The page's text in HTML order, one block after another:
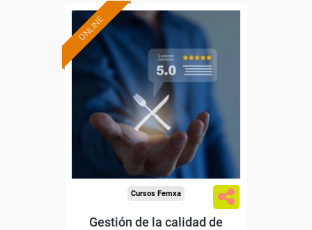
ONLINE
Formación 100%
subvencionada.
Para desempleados,
trabajadores y autónomos.
Sector
-Hosteleria y Turismo.
Cursos Femxa
Gestión de la calidad de